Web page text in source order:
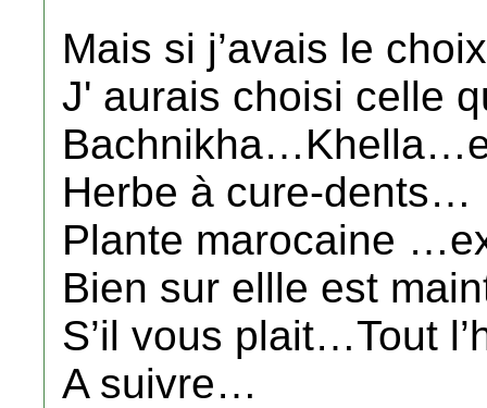
Mais si j’avais le
J' aurais choisi celle
Herbe à cure-dents…
Plante marocaine
Bien sur ellle est
S’il vous plait…Tout
A suivre…